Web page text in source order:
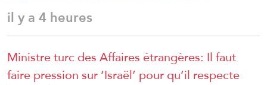
il y a 4 heures
Ministre turc des Affaires étrangères: Il faut
faire pression sur ‘Israël’ pour qu’il respecte